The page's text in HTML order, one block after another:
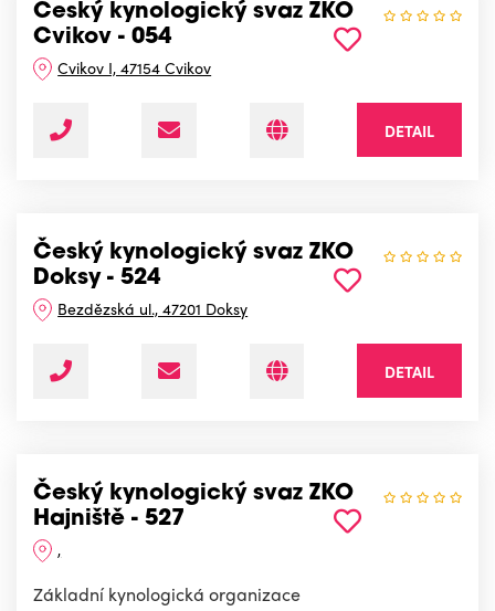
Český kynologický svaz ZKO
Cvikov - 054
Cvikov I, 47154 Cvikov
DETAIL
Český kynologický svaz ZKO
Doksy - 524
Bezdězská ul., 47201 Doksy
DETAIL
Český kynologický svaz ZKO
Hajniště - 527
,
Základní kynologická organizace